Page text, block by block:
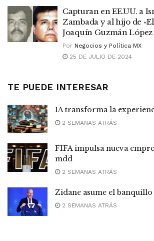
Capturan en EE.UU. a
Zambada y al hijo de
Joaquín Guzmán López
Por Negocios y Política MX
25 DE JULIO DE 2024
TE PUEDE INTERESAR
IA transforma la
2 SEMANAS ATRÁS
FIFA impulsa nueva
mdd
2 SEMANAS ATRÁS
Zidane asume el
2 SEMANAS ATRÁS